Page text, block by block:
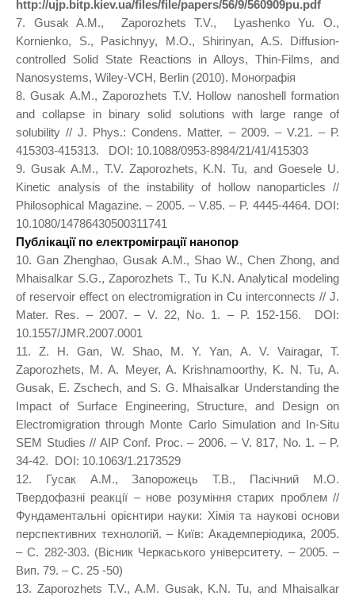
http://ujp.bitp.kiev.ua/files/file/papers/56/9/560909pu.pdf
7. Gusak A.M., Zaporozhets T.V., Lyashenko Yu. O.,
Kornienko, S., Pasichnyy, M.O., Shirinyan, A.S. Diffusion-
controlled Solid State Reactions in Alloys, Thin-Films, and
Nanosystems, Wiley-VCH, Berlin (2010). Монографія
8. Gusak A.M., Zaporozhets T.V. Hollow nanoshell formation
and collapse in binary solid solutions with large range of
solubility // J. Phys.: Condens. Matter. – 2009. – V.21. – Р.
415303-415313. DOI: 10.1088/0953-8984/21/41/415303
9. Gusak A.M., T.V. Zaporozhets, K.N. Tu, and Goesele U.
Kinetic analysis of the instability of hollow nanoparticles //
Philosophical Magazine. – 2005. – V.85. – P. 4445-4464. DOI:
10.1080/14786430500311741
Публікації по електроміграції нанопор
10. Gan Zhenghao, Gusak A.M., Shao W., Chen Zhong, and
Mhaisalkar S.G., Zaporozhets T., Tu K.N. Analytical modeling
of reservoir effect on electromigration in Cu interconnects // J.
Mater. Res. – 2007. – V. 22, No. 1. – P. 152-156. DOI:
10.1557/JMR.2007.0001
11. Z. H. Gan, W. Shao, M. Y. Yan, A. V. Vairagar, T.
Zaporozhets, M. A. Meyer, A. Krishnamoorthy, K. N. Tu, A.
Gusak, E. Zschech, and S. G. Mhaisalkar Understanding the
Impact of Surface Engineering, Structure, and Design on
Electromigration through Monte Carlo Simulation and In-Situ
SEM Studies // AIP Conf. Proc. – 2006. – V. 817, No. 1. – P.
34-42. DOI: 10.1063/1.2173529
12. Гусак А.М., Запорожець Т.В., Пасічний М.О.
Твердофазні реакції – нове розуміння старих проблем //
Фундаментальні орієнтири науки: Хімія та наукові основи
перспективних технологій. – Київ: Академперіодика, 2005.
– С. 282-303. (Вісник Черкаського університету. – 2005. –
Вип. 79. – С. 25 -50)
13. Zaporozhets T.V., A.M. Gusak, K.N. Tu, and Mhaisalkar